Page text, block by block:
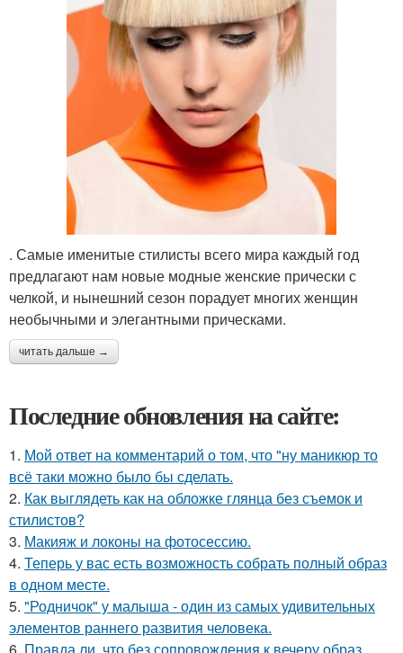
. Самые именитые стилисты всего мира каждый год
предлагают нам новые модные женские прически с
челкой, и нынешний сезон порадует многих женщин
необычными и элегантными прическами.
читать дальше →
Последние обновления на сайте:
1. Мой ответ на комментарий о том, что "ну маникюр то
всё таки можно было бы сделать.
2. Как выглядеть как на обложке глянца без съемок и
стилистов?
3. Макияж и локоны на фотосессию.
4. Теперь у вас есть возможность собрать полный образ
в одном месте.
5. "Родничок" у малыша - один из самых удивительных
элементов раннего развития человека.
6. Правда ли, что без сопровождения к вечеру образ